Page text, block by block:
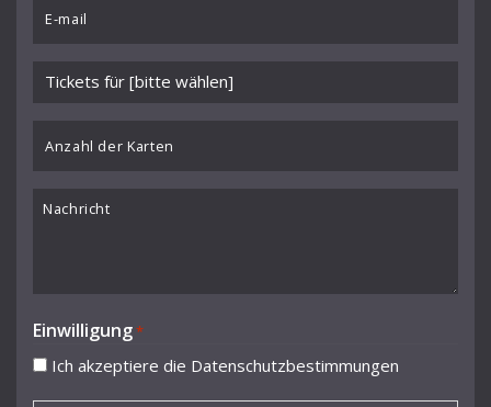
Cocteau Jean
Curjell Hans
Dallapiccola Luigi
Donderer Georg
Dusolina Giannini
Veranstaltung
wählen
*
der
Karten
Nachricht
Einwilligung*
Ich akzeptiere die Datenschutzbestimmungen